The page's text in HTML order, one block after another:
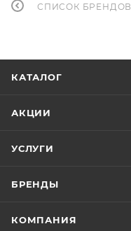
СПИСОК БРЕНДОВ
КАТАЛОГ
АКЦИИ
УСЛУГИ
БРЕНДЫ
КОМПАНИЯ